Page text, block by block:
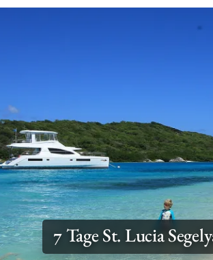
7 Tage St. Lucia